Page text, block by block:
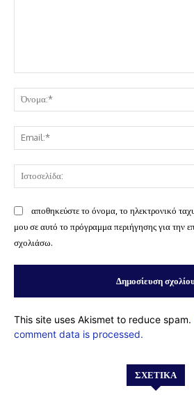
αποθηκεύστε το όνομα, το ηλεκτρονικό
μου σε αυτό το πρόγραμμα περιήγησης για την
σχολιάσω.
This site uses Akismet to reduce spam.
comment data is processed.
ΣΧΕΤΙΚΆ